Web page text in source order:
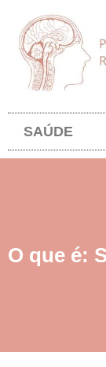
SAÚDE
O que é: